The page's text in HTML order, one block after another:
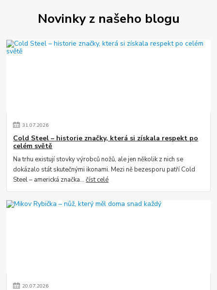
Novinky z našeho blogu
31.07.2026
Cold Steel – historie značky, která si získala respekt po
celém světě
Na trhu existují stovky výrobců nožů, ale jen několik z nich se
dokázalo stát skutečnými ikonami. Mezi ně bezesporu patří Cold
Steel – americká značka...číst celé
20.07.2026